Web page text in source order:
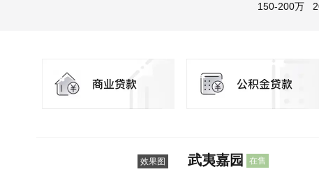
150-200万
效果图 武夷嘉园 在售